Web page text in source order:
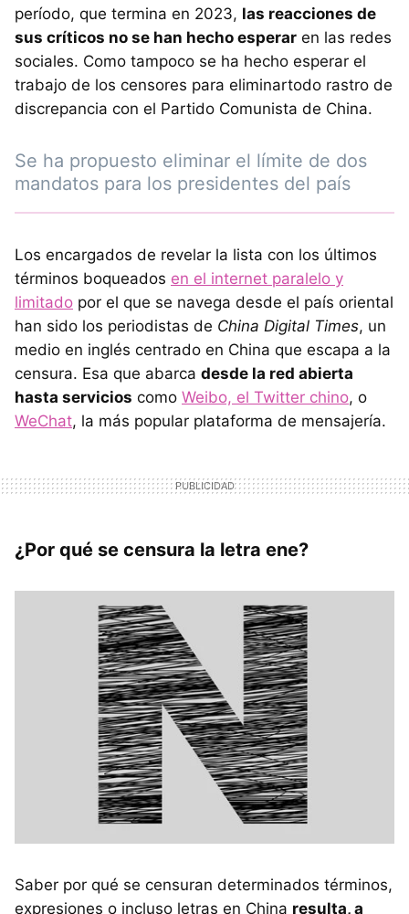
período, que termina en 2023, las reacciones de
sus críticos no se han hecho esperar en las redes
sociales. Como tampoco se ha hecho esperar el
trabajo de los censores para eliminartodo rastro de
discrepancia con el Partido Comunista de China.
Se ha propuesto eliminar el límite de dos
mandatos para los presidentes del país
Los encargados de revelar la lista con los últimos
términos boqueados en el internet paralelo y
limitado por el que se navega desde el país oriental
han sido los periodistas de China Digital Times, un
medio en inglés centrado en China que escapa a la
censura. Esa que abarca desde la red abierta
hasta servicios como Weibo, el Twitter chino, o
WeChat, la más popular plataforma de mensajería.
¿Por qué se censura la letra ene?
Saber por qué se censuran determinados términos,
expresiones o incluso letras en China resulta, a